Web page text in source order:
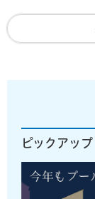
ピックアップ